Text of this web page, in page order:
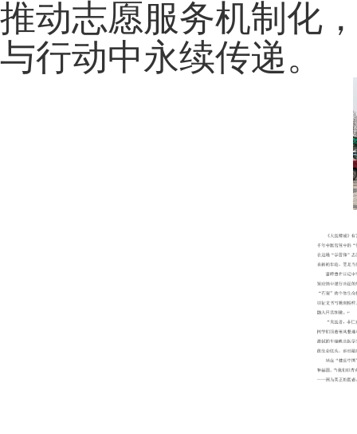
推动志愿服务机制化
与行动中永续传递。